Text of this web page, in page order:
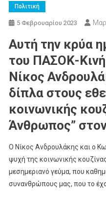
Πολιτική
5 Φεβρουαρίου 2023
Αυτή την κρύα
του ΠΑΣΟΚ-
Νίκος
δίπλα στους
κοινωνικής
Άνθρωπος”
Ο Νίκος Ανδρουλάκης και ο
ψυχή της κοινωνικής
μεσημεριανό γεύμα, που
συνανθρώπους μας, που το